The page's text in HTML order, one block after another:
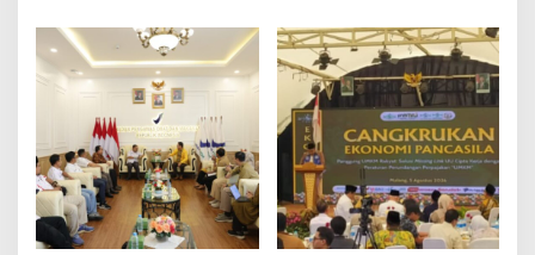
Revisi AD/ART
Perkuat Ekosistem Pensiun
Berkelanjutan